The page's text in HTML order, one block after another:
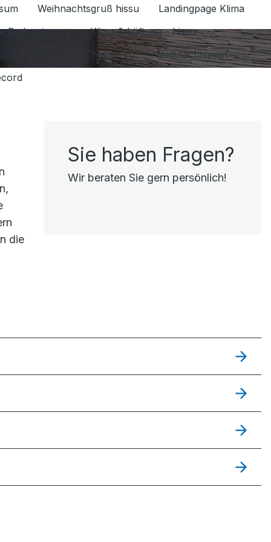
Datenschutz 1.6.2026 umschalten
Weihnachtsgruß hissu
Landingpage Klima
Badsanierung
Klima & Lüftung - hissu
Was nur wir haben HI
Weihnachtspost
die
Sie haben Fragen?
Wir beraten Sie gern persönlich!